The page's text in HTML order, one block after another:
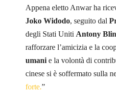
Appena eletto Anwar ha
Joko Widodo, seguito dal
degli Stati Uniti Antony
rafforzare l’amicizia e la
umani e la volontà di
cinese si è soffermato sulla
forte.”